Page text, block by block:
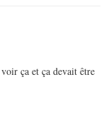
ça et ça devait être